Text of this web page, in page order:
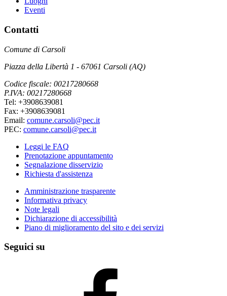
Eventi
Contatti
Comune di Carsoli
Piazza della Libertà 1 - 67061 Carsoli (AQ)
Codice fiscale: 00217280668
P.IVA: 00217280668
Tel: +3908639081
Fax: +3908639081
Email: comune.carsoli@pec.it
PEC: comune.carsoli@pec.it
Leggi le FAQ
Prenotazione appuntamento
Segnalazione disservizio
Richiesta d'assistenza
Amministrazione trasparente
Informativa privacy
Note legali
Dichiarazione di accessibilità
Piano di miglioramento del sito e dei servizi
Seguici su